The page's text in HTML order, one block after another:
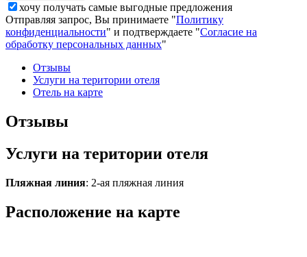
хочу получать самые выгодные предложения
Отправляя запрос, Вы принимаете "Политику
конфиденциальности" и подтверждаете "Согласие на
обработку персональных данных"
Отзывы
Услуги на територии отеля
Отель на карте
Отзывы
Услуги на територии отеля
Пляжная линия: 2-ая пляжная линия
Расположение на карте